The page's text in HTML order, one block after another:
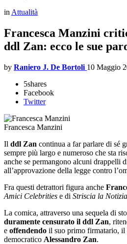
in Attualità
Francesca Manzini
ddl Zan: ecco le sue
by Raniero J. De Bortoli 10 Maggio
5shares
Facebook
Twitter
Francesca Manzini
Il ddl Zan continua a far parlare di sé
sempre più largo e numeroso che sta
anche se permangono alcuni drappelli
all’approvazione della legge contro
Fra questi detrattori figura anche
Amici Celebrities e di Striscia la Notizia
La comica, attraverso una sequela di
duramente censurato il ddl Zan,
e offendendo il suo primo firmatario, il
democratico Alessandro Zan.